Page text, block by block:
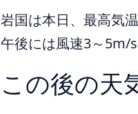
岩国は本日、最高気
午後には風速3～5m/
この後の天